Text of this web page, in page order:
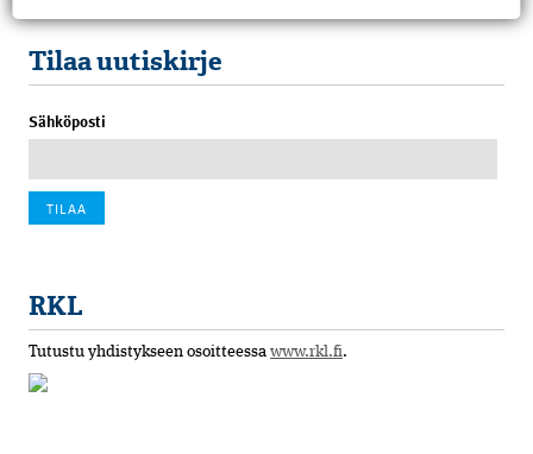
Tilaa uutiskirje
Sähköposti
RKL
Tutustu yhdistykseen osoitteessa www.rkl.fi.